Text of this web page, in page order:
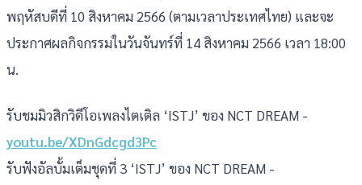
พฤหัสบดีที่ 10 สิงหาคม 2566 (ตามเวลาประเทศไทย) และจะ
ประกาศผลกิจกรรมในวันจันทร์ที่ 14 สิงหาคม 2566 เวลา 18:00
น.
รับชมมิวสิกวิดีโอเพลงไตเติล ‘ISTJ’ ของ NCT DREAM -
youtu.be/XDnGdcgd3Pc
รับฟังอัลบั้มเต็มชุดที่ 3 ‘ISTJ’ ของ NCT DREAM -